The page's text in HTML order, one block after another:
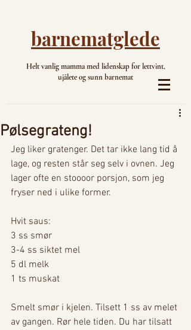
barnematglede
Helt vanlig mamma med lidenskap for lettvint,
ujålete og sunn barnemat
Pølsegrateng!
Jeg liker gratenger. Det tar ikke lang tid å
lage, og resten står seg selv i ovnen. Jeg
lager ofte en stoooor porsjon, som jeg
fryser ned i ulike former.
Hvit saus:
3 ss smør
3-4 ss siktet mel
5 dl melk
1 ts muskat
Smelt smør i kjelen. Tilsett 1 ss av melet
av gangen. Rør hele tiden. Du har tilsatt